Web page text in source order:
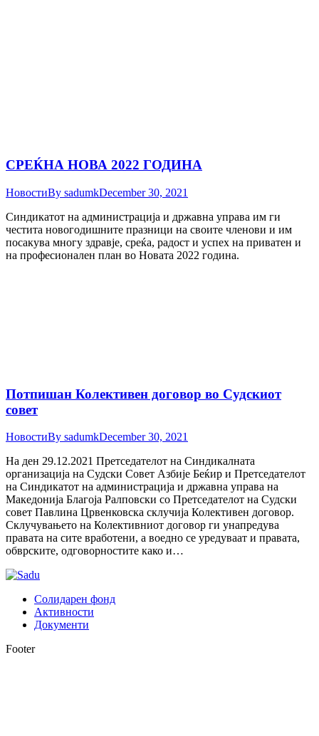
СРЕЌНА НОВА 2022 ГОДИНА
НовостиBy sadumkDecember 30, 2021
Синдикатот на администрација и државна управа им ги
честита новогодишните празници на своите членови и им
посакува многу здравје, среќа, радост и успех на приватен и
на професионален план во Новата 2022 година.
Потпишан Колективен договор во Судскиот
совет
НовостиBy sadumkDecember 30, 2021
На ден 29.12.2021 Претседателот на Синдикалната
организација на Судски Совет Азбије Беќир и Претседателот
на Синдикатот на администрација и државна управа на
Македонија Благоја Ралповски со Претседателот на Судски
совет Павлина Црвенковска склучија Колективен договор.
Склучувањето на Колективниот договор ги унапредува
правата на сите вработени, а воедно се уредуваат и правата,
обврските, одговорностите како и…
Солидарен фонд
Активности
Документи
Footer